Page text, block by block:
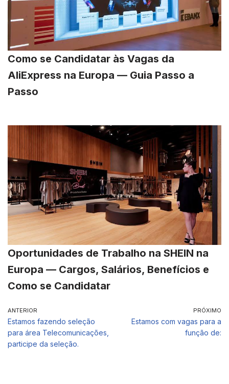
Como se Candidatar às Vagas da
AliExpress na Europa — Guia Passo a
Passo
Oportunidades de Trabalho na SHEIN na
Europa — Cargos, Salários, Benefícios e
Como se Candidatar
ANTERIOR
Estamos fazendo seleção
para área Telecomunicações,
participe da seleção.
PRÓXIMO
Estamos com vagas para a
função de: